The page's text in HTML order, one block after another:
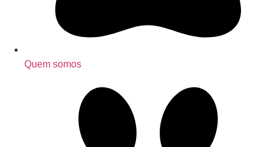
Quem somos